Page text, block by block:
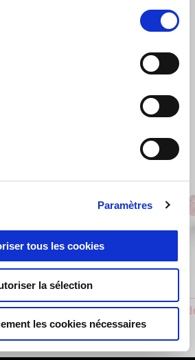
Paramètres
tous les cookies
la sélection
les cookies nécessaires
Pédale